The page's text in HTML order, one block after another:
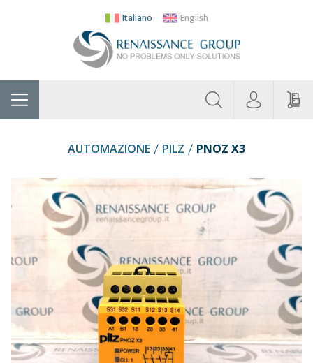
Italiano English
Home Contatti
AUTOMAZIONE PILZ PNOZ X3